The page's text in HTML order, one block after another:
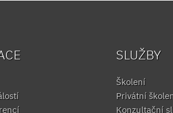
SLUŽBY
Školení
Privátní
Konzultační